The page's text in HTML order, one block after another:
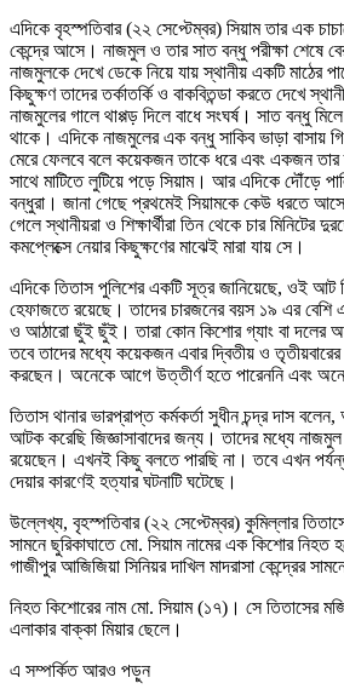
এদিকে বৃহস্পতিবার (২২ সেপ্টেম্বর) সিয়াম তার এক
কেন্দ্রে আসে। নাজমুল ও তার সাত বন্ধু পরীক্ষা শেষে
নাজমুলকে দেখে ডেকে নিয়ে যায় স্থানীয় একটি মাঠের
কিছুক্ষণ তাদের তর্কাতর্কি ও বাকবিতন্ডা করতে দেখে
নাজমুলের গালে থাপ্পড় দিলে বাধে সংঘর্ষ। সাত বন্ধু
থাকে। এদিকে নাজমুলের এক বন্ধু সাকিব ভাড়া বাসায়
মেরে ফেলবে বলে কয়েকজন তাকে ধরে এবং একজন তার
সাথে মাটিতে লুটিয়ে পড়ে সিয়াম। আর এদিকে দৌঁড়ে
বন্ধুরা। জানা গেছে প্রথমেই সিয়ামকে কেউ ধরতে
গেলে স্থানীয়রা ও শিক্ষার্থীরা তিন থেকে চার মিনিটের
কমপ্লেক্সে নেয়ার কিছুক্ষণের মাঝেই মারা যায় সে।
এদিকে তিতাস পুলিশের একটি সূত্র জানিয়েছে, ওই আট
হেফাজতে রয়েছে। তাদের চারজনের বয়স ১৯ এর বেশি
ও আঠারো ছুঁই ছুঁই। তারা কোন কিশোর গ্যাং বা দলের
তবে তাদের মধ্যে কয়েকজন এবার দ্বিতীয় ও
করছেন। অনেকে আগে উত্তীর্ণ হতে পারেননি এবং
তিতাস থানার ভারপ্রাপ্ত কর্মকর্তা সুধীন চন্দ্র দাস
আটক করেছি জিজ্ঞাসাবাদের জন্য। তাদের মধ্যে
রয়েছেন। এখনই কিছু বলতে পারছি না। তবে এখন
দেয়ার কারণেই হত্যার ঘটনাটি ঘটেছে।
উল্লেখ্য, বৃহস্পতিবার (২২ সেপ্টেম্বর) কুমিল্লার
সামনে ছুরিকাঘাতে মো. সিয়াম নামের এক কিশোর নিহত
গাজীপুর আজিজিয়া সিনিয়র দাখিল মাদরাসা কেন্দ্রের
নিহত কিশোরের নাম মো. সিয়াম (১৭)। সে তিতাসের
এলাকার বাক্কা মিয়ার ছেলে।
এ সম্পর্কিত আরও পড়ুন